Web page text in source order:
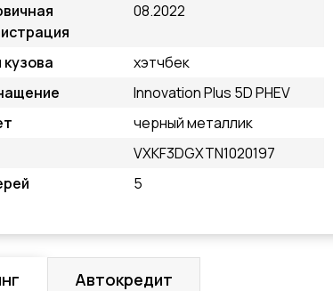
08.2022
кузова
хэтчбек
Innovation Plus 5D PHEV
черный металлик
VXKF3DGXTN1020197
5
Автокредит